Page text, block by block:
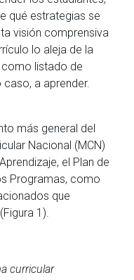
qué estrategias se
visión comprensiva
lo aleja de la
listado de
a aprender.
más general del
Nacional (MCN)
el Plan de
Programas, como
que
1).
curricular